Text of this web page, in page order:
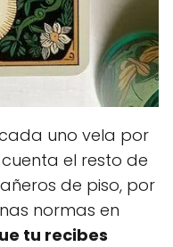
uno vela por
el resto de
de piso, por
normas en
tu recibes